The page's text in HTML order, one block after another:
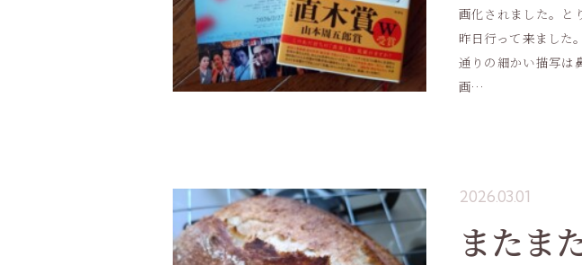
画化されました。と
昨日行って来ました
通りの細かい描写は
画…
2026.03.01
またま